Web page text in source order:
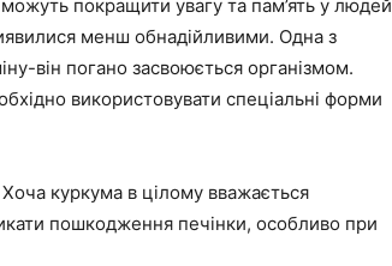
покращити увагу та пам’ять у людей
менш обнадійливими. Одна з
він погано засвоюється організмом.
використовувати спеціальні форми
куркума в цілому вважається
пошкодження печінки, особливо при